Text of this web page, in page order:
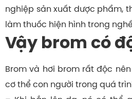
nghiệp sản xuất dược phẩm,
làm thuốc hiện hình trong
Vậy brom có
Brom và hơi brom rất độc
cơ thể con người trong quá